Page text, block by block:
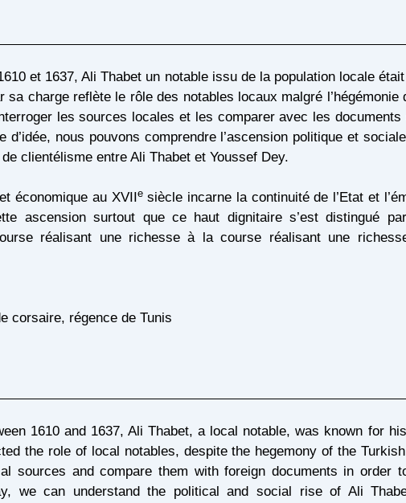
et 1637, Ali Thabet un notable issu de la population locale
sa charge reflète le rôle des notables locaux malgré l’hégémonie
les sources locales et les comparer avec les documents
nous pouvons comprendre l’ascension politique et
clientélisme entre Ali Thabet et Youssef Dey.
économique au XVII esiècle incarne la continuité de l’Etat et
ascension surtout que ce haut dignitaire s’est distingué
réalisant une richesse à la course réalisant une
corsaire, régence de Tunis
1610 and 1637, Ali Thabet, a local notable, was known for
the role of local notables, despite the hegemony of the
sources and compare them with foreign documents in order
we can understand the political and social rise of Ali